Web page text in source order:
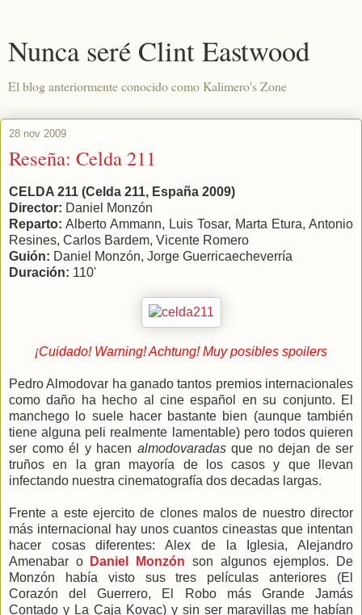
Nunca seré Clint Eastwood
El blog anteriormente conocido como Kalimero's Zone
28 nov 2009
Reseña: Celda 211
CELDA 211 (Celda 211, España 2009)
Director: Daniel Monzón
Reparto: Alberto Ammann, Luis Tosar, Marta Etura, Antonio
Resines, Carlos Bardem, Vicente Romero
Guión: Daniel Monzón, Jorge Guerricaecheverría
Duración: 110'
¡Cuidado! Warning! Achtung! Muy posibles spoilers
Pedro Almodovar ha ganado tantos premios internacionales
como daño ha hecho al cine español en su conjunto. El
manchego lo suele hacer bastante bien (aunque también
tiene alguna peli realmente lamentable) pero todos quieren
ser como él y hacen almodovaradasque no dejan de ser
truños en la gran mayoría de los casos y que llevan
infectando nuestra cinematografía dos decadas largas.
Frente a este ejercito de clones malos de nuestro director
más internacional hay unos cuantos cineastas que intentan
hacer cosas diferentes: Alex de la Iglesia, Alejandro
Amenabar o
Daniel Monzón son algunos ejemplos. De
Monzón había visto sus tres películas anteriores (El
Corazón del Guerrero, El Robo más Grande Jamás
Contado y La Caja Kovac) y sin ser maravillas me habían